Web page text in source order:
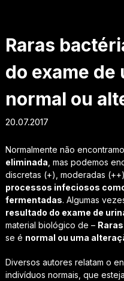
Raras
do exame de
normal ou
20.07.2017
Normalmente não
eliminada , mas podemos
discretas (+), moderadas
processos infeciosos
fermentadas. Algumas
resultado do exame de
material biológico de –
se é normal ou uma
Diversos autores relatam o
indivíduos normais, que